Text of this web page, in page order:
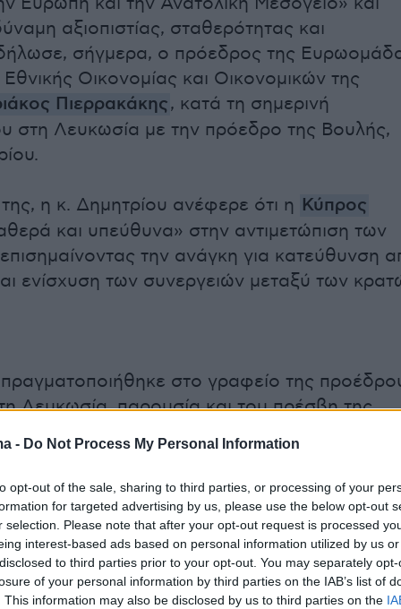
- Do Not Process My Personal Information
opt-out of the sale, sharing to third parties, or processing of your
for targeted advertising by us, please use the below opt-out
selection. Please note that after your opt-out request is processed
interest-based ads based on personal information utilized by us
to third parties prior to your opt-out. You may separately
of your personal information by third parties on the IAB’s list of
This information may also be disclosed by us to third parties on the
αξιοπιστίας, σταθερότητας και
σήγμερα, ο πρόεδρος της
Οικονομίας και Οικονομικών της
Πιερρακάκης, κατά τη σημερινή
στη Λευκωσία με την πρόεδρο της Βουλής,
η κ. Δημητρίου ανέφερε ότι η Κύπρος
και υπεύθυνα» στην αντιμετώπιση των
την ανάγκη για κατεύθυνση
ενίσχυση των συνεργειών μεταξύ των
στο γραφείο της
Λευκωσία, παρουσία και του πρέσβη της
παραγόντων.
τη χαρά να συναντηθώ με την Πρόεδρο της
της Κύπρου@AnnitaDemetriou .
Κύπρος βρίσκονται στην πρώτη γραμμή των
ότι ο Ελληνισμός είναι δύναμη